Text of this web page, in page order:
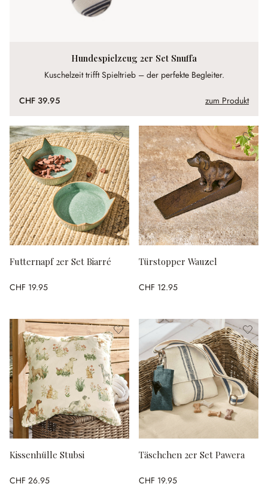
Hundespielzeug 2er Set Snuffa
Kuschelzeit trifft Spieltrieb – der perfekte Begleiter.
CHF 39.95 zum Produkt
Futternapf 2er Set Biarré
CHF 19.95
Türstopper Wauzel
CHF 12.95
Kissenhülle Stubsi
CHF 26.95
Täschchen 2er Set Pawera
CHF 19.95